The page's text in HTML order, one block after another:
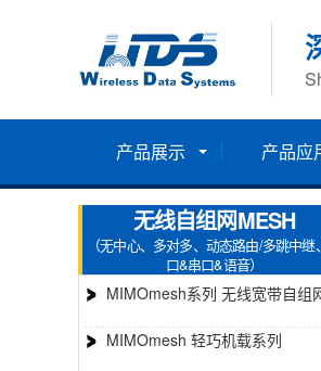
产品展示 产品应
无线自组网MESH
（无中心、多对多、动态路由/多跳中继
口&串口&语音）
MIMOmesh系列 无线宽带自组
MIMOmesh 轻巧机载系列